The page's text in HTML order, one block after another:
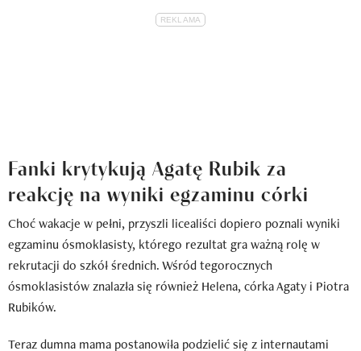
Fanki krytykują Agatę Rubik za
reakcję na wyniki egzaminu córki
Choć wakacje w pełni, przyszli licealiści dopiero poznali wyniki
egzaminu ósmoklasisty, którego rezultat gra ważną rolę w
rekrutacji do szkół średnich. Wśród tegorocznych
ósmoklasistów znalazła się również Helena, córka Agaty i Piotra
Rubików.
Teraz dumna mama postanowiła podzielić się z internautami